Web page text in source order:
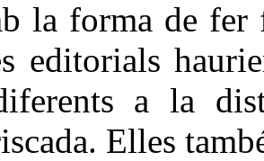
la forma de fer
editorials
a la
Elles